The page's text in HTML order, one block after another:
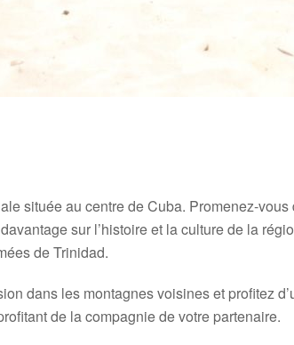
située au centre de Cuba. Promenez-
sur l’histoire et la culture de la
de Trinidad.
dans les montagnes voisines et profitez
de la compagnie de votre partenaire.